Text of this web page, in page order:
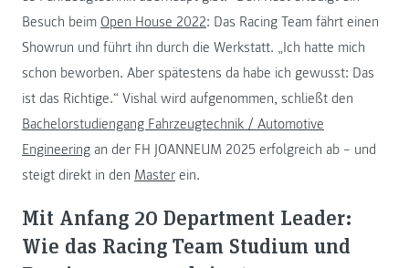
Besuch beim Open House 2022: Das Racing Team fährt einen
Showrun und führt ihn durch die Werkstatt. „Ich hatte mich
schon beworben. Aber spätestens da habe ich gewusst: Das
ist das Richtige.“ Vishal wird aufgenommen, schließt den
Bachelorstudiengang Fahrzeugtechnik / Automotive
Engineering an der FH JOANNEUM 2025 erfolgreich ab – und
steigt direkt in den Master ein.
Mit Anfang 20 Department Leader:
Wie das Racing Team Studium und